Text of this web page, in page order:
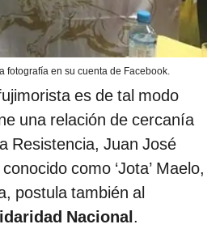
fotografía en su cuenta de Facebook.
es de tal modo
una relación de cercanía
Resistencia, Juan José
como ‘Jota’ Maelo,
postula también al
Nacional.